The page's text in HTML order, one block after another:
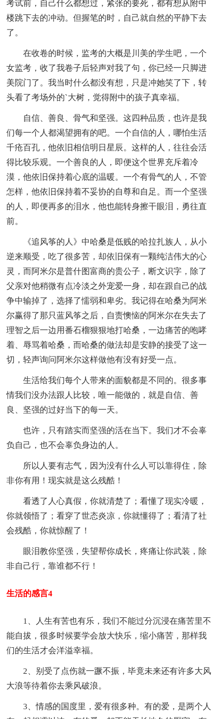
考试前，自己什么都想过，紧张的要死，都有想从附中
楼跳下去的冲动。但握笔的时，自己就自然的平静下去
了。
在收卷的时候，监考的大概是川美的学生吧，一个
女监考，收了我卷子后轻声对我了句，你已经一只脚进
美院门了。我当时什么都没有想，只是冲她笑了下，转
头看了考场外的`大树，觉得附中的孩子真幸福。
自信、善良、骨气和坚强。这四种品质，也许是我
们每一个人都渴望拥有的吧。一个自信的人，哪怕生活
千疮百孔，他依旧相信明日星辰。这样的人，往往会活
得比较乐观。一个善良的人，即便这个世界充斥着冷
漠，他依旧保持着心底的温暖。一个有骨气的人，不管
怎样，他依旧保持着不妥协的自尊和自足。而一个坚强
的人，即便再多的泪水，他也能转身擦干眼泪，勇往直
前。
《追风筝的人》中哈桑是低贱的哈拉扎族人，从小
逆来顺受，吃了很多苦，却依旧保有一颗纯洁伟大的心
灵，而阿米尔是普什图富商的贵公子，断文识字，除了
父亲对他稍微有点冷淡之外宠爱一身，却在跟自己的战
争中输掉了，选择了懦弱和卑劣。我记得在哈桑为阿米
尔赢得了那只蓝风筝之后，自责懊恼的阿米尔在失去了
理智之后一边用番石榴狠狠地打哈桑，一边痛苦的咆哮
着、辱骂着哈桑，而哈桑的做法却是安静的接受了这一
切，轻声询问阿米尔这样做他有没有好受一点。
生活给我们每个人带来的面貌都是不同的。很多事
情我们没办法跟人比较，唯一能做的，就是自信、善
良、坚强的过好当下的每一天。
也许，只有踏实而坚强的活在当下。我们才不会辜
负自己，也不会辜负身边的人。
所以人要有志气，因为没有什么人可以靠得住，除
非你有用！现实就是这么残酷！
看透了人心真假，你就清楚了；看懂了现实冷暖，
你就领悟了；看穿了世态炎凉，你就懂得了；看清了社
会残酷，你就惊醒了！
眼泪教你坚强，失望帮你成长，疼痛让你武装，除
非自己行，靠谁都不行！
生活的感言4
1、人生有苦也有乐，我们不能过分沉浸在痛苦里不
能自拔，很多时候要学会放大快乐，缩小痛苦，那样我
们的生活才会洋溢幸福。
2、别受了点伤就一蹶不振，毕竟未来还有许多大风
大浪等待着你去乘风破浪。
3、情感的国度里，爱有很多种。有的爱，是两个人